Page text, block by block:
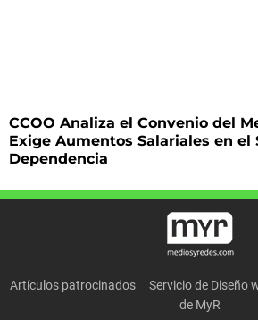
CCOO Analiza el Convenio del
Exige Aumentos Salariales en el
Dependencia
Artículos patrocinados Servicio de Diseño
de MyR